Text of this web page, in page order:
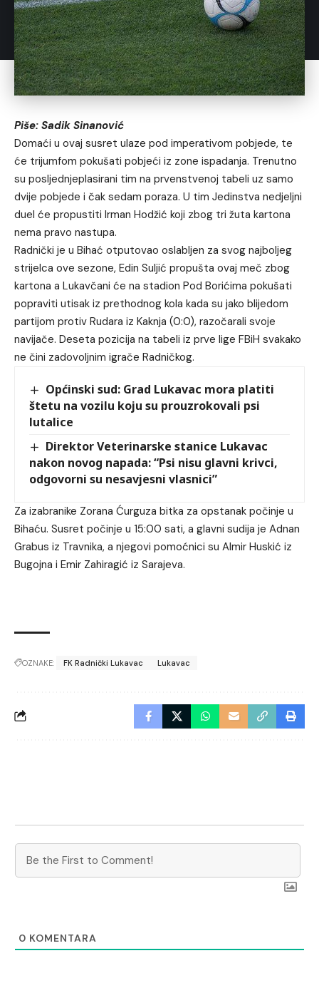
Piše: Sadik Sinanović
Domaći u ovaj susret ulaze pod imperativom pobjede, te
će trijumfom pokušati pobjeći iz zone ispadanja. Trenutno
su posljednjeplasirani tim na prvenstvenoj tabeli uz samo
dvije pobjede i čak sedam poraza. U tim Jedinstva nedjeljni
duel će propustiti Irman Hodžić koji zbog tri žuta kartona
nema pravo nastupa.
Radnički je u Bihać otputovao oslabljen za svog najboljeg
strijelca ove sezone, Edin Suljić propušta ovaj meč zbog
kartona a Lukavčani će na stadion Pod Borićima pokušati
popraviti utisak iz prethodnog kola kada su jako blijedom
partijom protiv Rudara iz Kaknja (0:0), razočarali svoje
navijače. Deseta pozicija na tabeli iz prve lige FBiH svakako
ne čini zadovoljnim igrače Radničkog.
Općinski sud: Grad Lukavac mora platiti
štetu na vozilu koju su prouzrokovali psi
lutalice
Direktor Veterinarske stanice Lukavac
nakon novog napada: “Psi nisu glavni krivci,
odgovorni su nesavjesni vlasnici”
Za izabranike Zorana Ćurguza bitka za opstanak počinje u
Bihaću. Susret počinje u 15:00 sati, a glavni sudija je Adnan
Grabus iz Travnika, a njegovi pomoćnici su Almir Huskić iz
Bugojna i Emir Zahiragić iz Sarajeva.
OZNAKE: FK Radnički Lukavac Lukavac
0 KOMENTARA